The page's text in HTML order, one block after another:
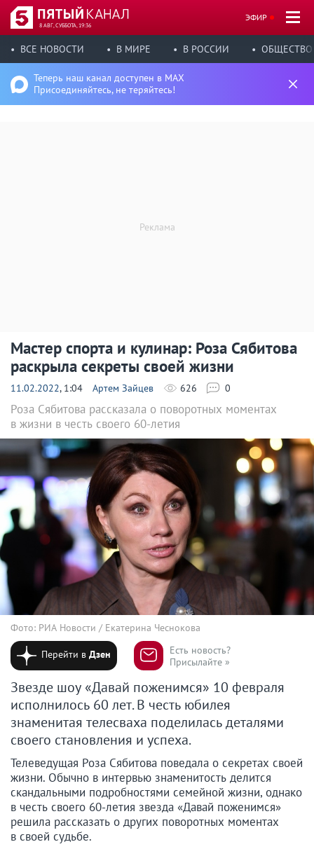
8 АВГ, СУББОТА, 19:36
ЭФИР
ВСЕ НОВОСТИ В МИРЕ В РОССИИ ОБЩЕСТВО
Теперь наш канал доступен в MAX
Присоединяйтесь, не теряйтесь!
Мастер спорта и кулинар: Роза Сябитова
раскрыла секреты своей жизни
11.02.2022, 1:04 Артем Зайцев 626 0
Роза Сябитова рассказала о поворотных моментах
в жизни в честь своего 60-летия
Фото: РИА Новости / Екатерина Чеснокова
Перейти вДзен
Есть новость?
Присылайте »
Звезде шоу «Давай поженимся» 10 февраля
исполнилось 60 лет. В честь юбилея
знаменитая телесваха поделилась деталями
своего становления и успеха.
Телеведущая Роза Сябитова поведала о секретах своей
жизни. Обычно в интервью знаменитость делится
скандальными подробностями семейной жизни, однако
в честь своего 60-летия звезда «Давай поженимся»
решила рассказать о других поворотных моментах
в своей судьбе.